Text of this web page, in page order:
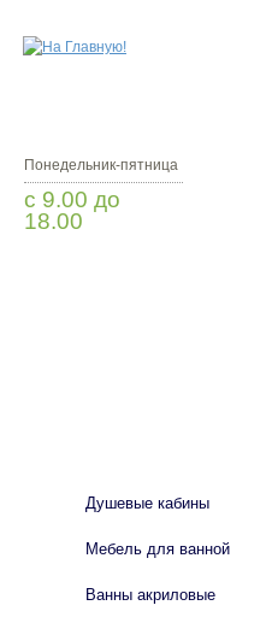
Понедельник-пятница
с 9.00 до
18.00
Душевые кабины
Мебель для ванной
Ванны акриловые